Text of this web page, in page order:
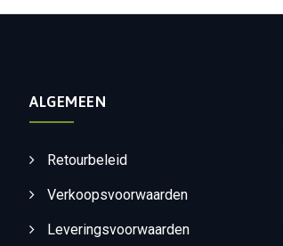
ALGEMEEN
Retourbeleid
Verkoopsvoorwaarden
Leveringsvoorwaarden